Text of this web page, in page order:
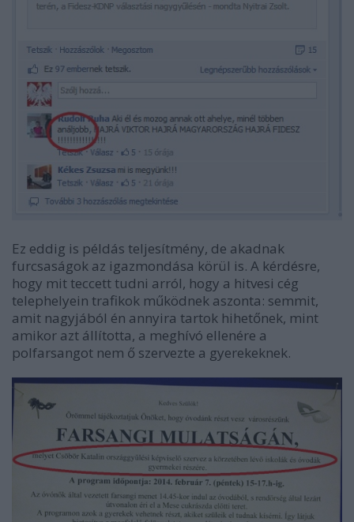
Ez eddig is példás teljesítmény, de akadnak
furcsaságok az igazmondása körül is. A kérdésre,
hogy mit teccett tudni arról, hogy a hitvesi cég
telephelyein trafikok működnek aszonta: semmit,
amit nagyjából én annyira tartok hihetőnek, mint
amikor azt állította, a meghívó ellenére a
polfarsangot nem ő szervezte a gyerekeknek.